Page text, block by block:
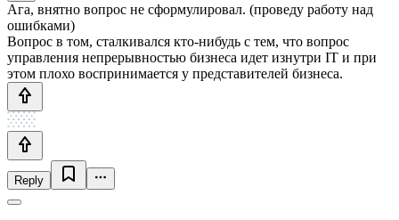
Ага, внятно вопрос не сформулировал. (проведу работу над
ошибками)
Вопрос в том, сталкивался кто-нибудь с тем, что вопрос
управления непрерывностью бизнеса идет изнутри IT и при
этом плохо воспринимается у представителей бизнеса.
Reply